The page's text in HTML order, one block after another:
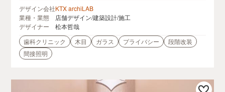
デザイン会社KTX archiLAB
業種・業態
店舗デザイン/建築設計/施工
デザイナー
松本哲哉
歯科クリニック
木目 ガラス プライバシー
段階改装
間接照明